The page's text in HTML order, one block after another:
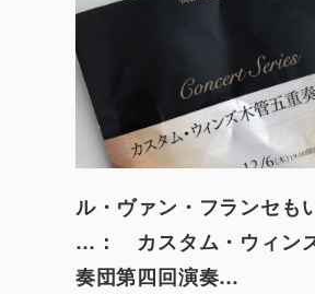
ル・ヴァン・フランセも
…： カスタム・ウィン
奏団第四回演奏…